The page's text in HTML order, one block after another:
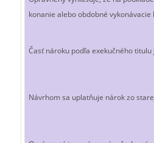
konanie alebo obdobné
Časť nároku podľa exekučného
Návrhom sa uplatňuje nárok zo